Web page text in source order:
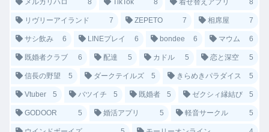
メルカリハロ 8 TikTok 8 着せ替えアプリ 8
リヴリーアイランド 7 ZEPETO 7 相席屋 7
サシ飲み 6 LINEプレイ 6 bondee 6 マウム 6
既婚者クラブ 6 配達 5 カドル 5 恋と深空 5
信長の野望 5 ダークテイルズ 5 きらめきパラダイス 5
Vtuber 5 バツイチ 5 既婚者 5 ゼクシィ縁結び 5
GODOOR 5 婚活アプリ 5 軽音サークル 5